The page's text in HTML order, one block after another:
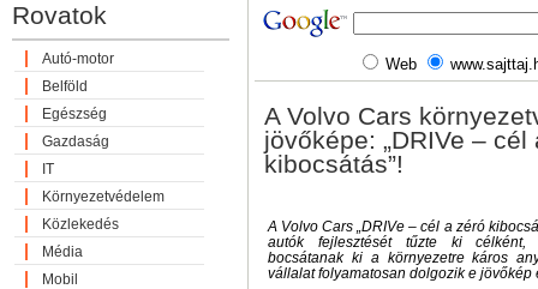
Rovatok
Autó-motor
Belföld
Egészség
Gazdaság
IT
Környezetvédelem
Közlekedés
Média
Mobil
Web
A Volvo Cars
jövőképe: „DRIVe – cél
kibocsátás”!
A Volvo Cars „DRIVe – cél a zéró
autók fejlesztését tűzte ki célként,
bocsátanak ki a környezetre káros
vállalat folyamatosan dolgozik e jövőkép